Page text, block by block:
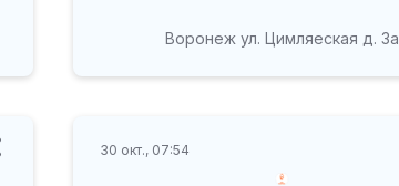
Воронеж ул. Цимляеская д. 3а
30 окт., 07:54